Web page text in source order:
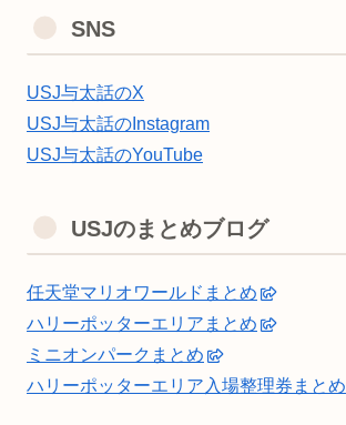
SNS
USJ与太話のX
USJ与太話のInstagram
USJ与太話のYouTube
USJのまとめブログ
任天堂マリオワールドまとめ
ハリーポッターエリアまとめ
ミニオンパークまとめ
ハリーポッターエリア入場整理券まとめ